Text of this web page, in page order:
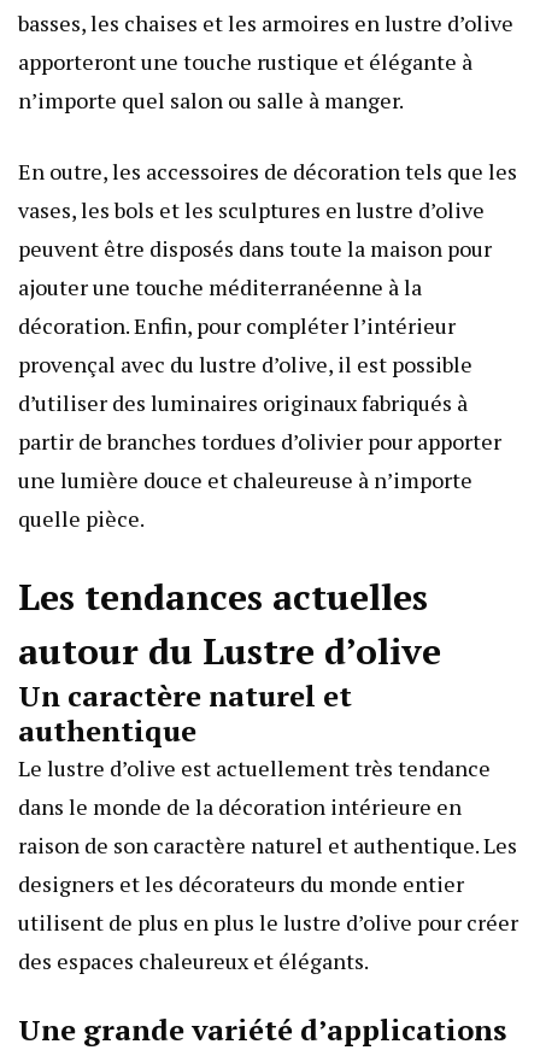
basses, les chaises et les armoires en lustre d’olive
apporteront une touche rustique et élégante à
n’importe quel salon ou salle à manger.
En outre, les accessoires de décoration tels que les
vases, les bols et les sculptures en lustre d’olive
peuvent être disposés dans toute la maison pour
ajouter une touche méditerranéenne à la
décoration. Enfin, pour compléter l’intérieur
provençal avec du lustre d’olive, il est possible
d’utiliser des luminaires originaux fabriqués à
partir de branches tordues d’olivier pour apporter
une lumière douce et chaleureuse à n’importe
quelle pièce.
Les tendances actuelles
autour du Lustre d’olive
Un caractère naturel et
authentique
Le lustre d’olive est actuellement très tendance
dans le monde de la décoration intérieure en
raison de son caractère naturel et authentique. Les
designers et les décorateurs du monde entier
utilisent de plus en plus le lustre d’olive pour créer
des espaces chaleureux et élégants.
Une grande variété d’applications